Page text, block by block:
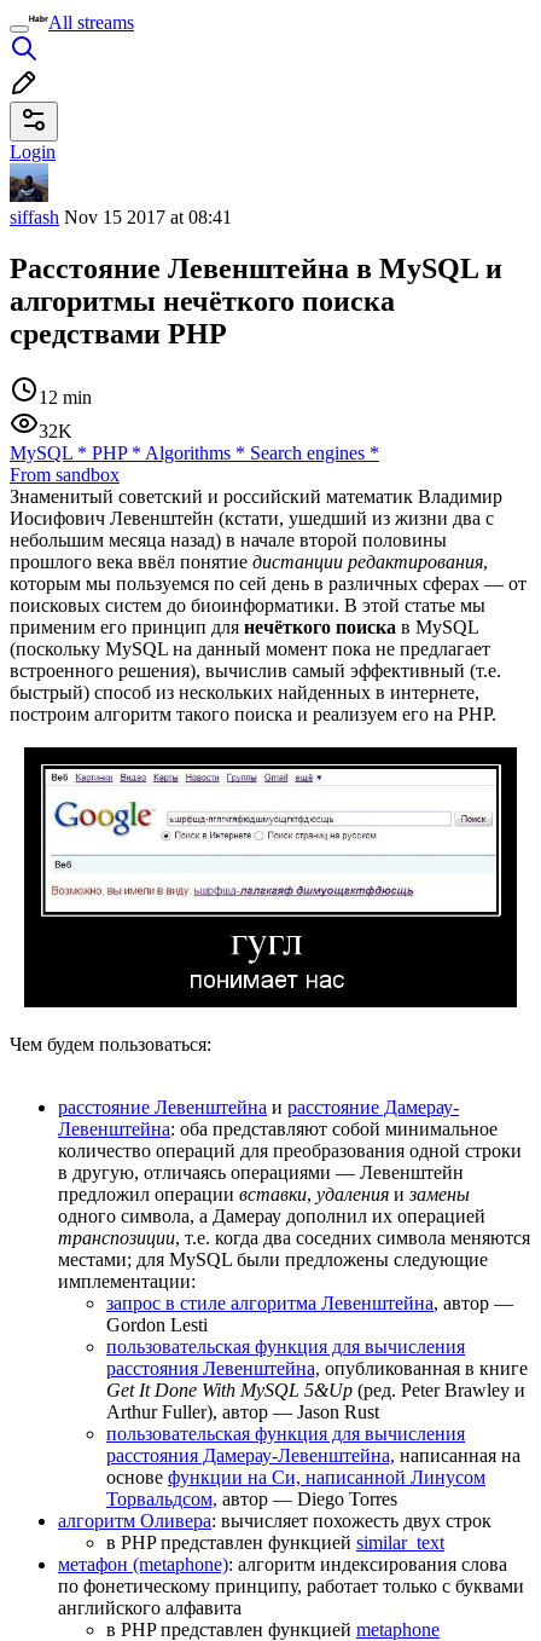
All streams
Login
siffash Nov 15 2017 at 08:41
Расстояние Левенштейна в MySQL и
алгоритмы нечёткого поиска
средствами PHP
12 min
32K
MySQL * PHP* Algorithms * Search engines *
From sandbox
Знаменитый советский и российский математик Владимир
Иосифович Левенштейн (кстати, ушедший из жизни два с
небольшим месяца назад) в начале второй половины
прошлого века ввёл понятие дистанции редактирования,
которым мы пользуемся по сей день в различных сферах — от
поисковых систем до биоинформатики. В этой статье мы
применим его принцип для нечёткого поиска в MySQL
(поскольку MySQL на данный момент пока не предлагает
встроенного решения), вычислив самый эффективный (т.е.
быстрый) способ из нескольких найденных в интернете,
построим алгоритм такого поиска и реализуем его на PHP.
Чем будем пользоваться:
расстояние Левенштейна и расстояние Дамерау-
Левенштейна: оба представляют собой минимальное
количество операций для преобразования одной строки
в другую, отличаясь операциями — Левенштейн
предложил операции вставки, удаления изамены
одного символа, а Дамерау дополнил их операцией
транспозиции, т.е. когда два соседних символа меняются
местами; для MySQL были предложены следующие
имплементации:
запрос в стиле алгоритма Левенштейна, автор —
Gordon Lesti
пользовательская функция для вычисления
расстояния Левенштейна, опубликованная в книге
Get It Done With MySQL 5&Up (ред. Peter Brawley и
Arthur Fuller), автор — Jason Rust
пользовательская функция для вычисления
расстояния Дамерау-Левенштейна, написанная на
основе функции на Си, написанной Линусом
Торвальдсом, автор — Diego Torres
алгоритм Оливера: вычисляет похожесть двух строк
в PHP представлен функцией similar_text
метафон (metaphone): алгоритм индексирования слова
по фонетическому принципу, работает только с буквами
английского алфавита
в PHP представлен функцией metaphone